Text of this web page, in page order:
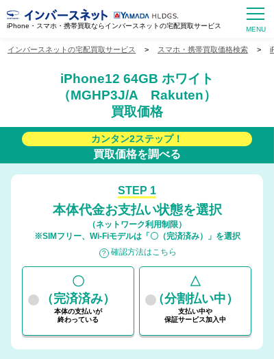
iPhone・スマホ・携帯買取ならインバースネットの宅配買取サービス
インバースネットの宅配買取サービス > スマホ・携帯買取価格検索 >
iPhone12 64GB ホワイト
（MGHP3J/A Rakuten）
買取価格
カンタン2ステップ！
買取価格を調べる
STEP 1
本体代金お支払い状態を選択
（ネットワーク利用制限）
※SIMフリー、Wi-Fiモデルは「〇（完済済み）」を選択
確認方法はこちら
〇
（完済済み）
本体の支払いが
終わっている
△
（分割払い中）
支払い中や
保証サービス加入中